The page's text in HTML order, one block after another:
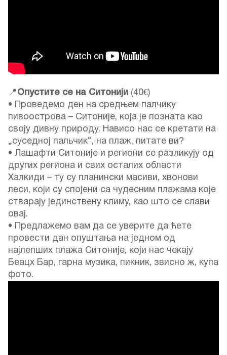
📍Опустите се на Ситонији (40€)
• Проведемо ден на средњем палчику
пивоострова – Ситоније, која је позната као
своју дивну природу. Нависо нас се кретати на
„суседној пальчик“, на плаж, питате ви?
• Лашафти Ситоније и региони се разликују од
других региона и свих осталих области
Халкиди – ту су планински масиви, хвонови
леси, који су спојени са чудесним плажама које
стварају јединствену климу, као што се слави
овај.
• Предлажемо вам да се уверите да ћете
провести дан опуштања на једном од
најлепших плажа Ситоније, који нас чекају
Беацх Бар, гарна музика, пикник, звисно ж, купа
фото.